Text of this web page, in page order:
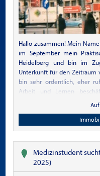
Hallo zusammen! Mein
im September mein
Heidelberg und bin im
Unterkunft für den Zeitraum
bin sehr ordentlich, eher
Arbeit und Lernen
Medizinstudent
2025)